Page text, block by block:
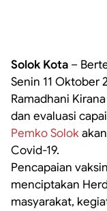
Solok Kota –
Senin 11 Oktober
Ramadhani
dan evaluasi
Pemko Solok
Covid-19.
Pencapaian
menciptakan
masyarakat,